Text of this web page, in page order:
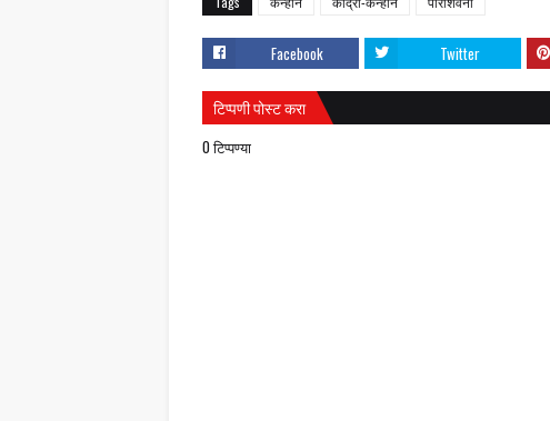
Facebook Twitter
टिप्पणी पोस्ट करा
0 टिप्पण्या